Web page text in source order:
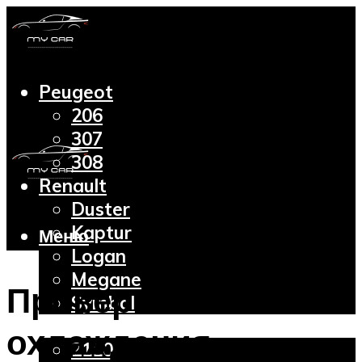
Peugeot
206
307
308
Renault
Duster
Kaptur
Logan
Megane
Symbol
2110
Меню
Проверка системы
охлаждения